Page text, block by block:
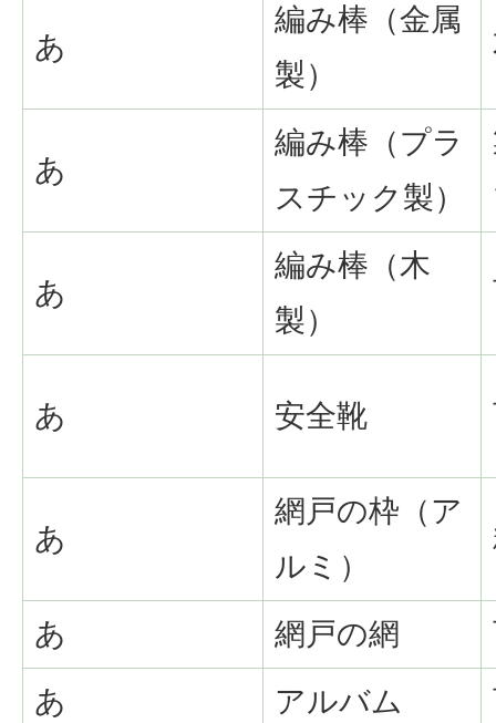
あ
編み棒（金属
製）
あ
編み棒（プラ
スチック製）
あ
編み棒（木
製）
あ 安全靴
あ
網戸の枠（ア
ルミ）
あ 網戸の網
あ
アルバム